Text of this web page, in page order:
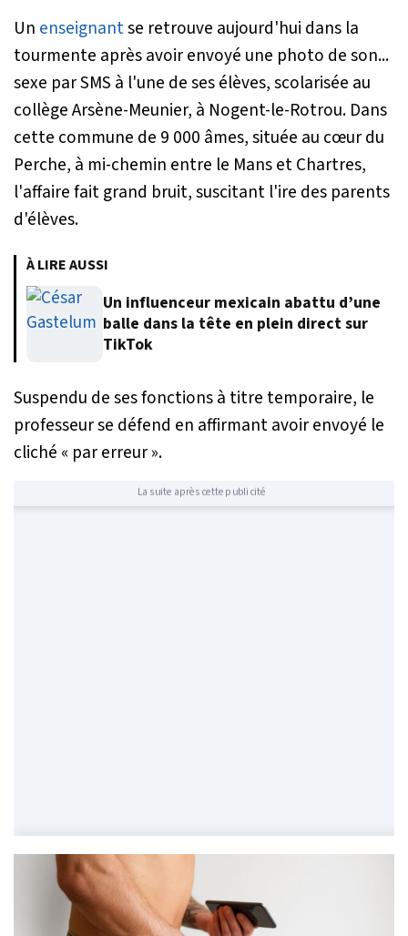
Un enseignantse retrouve aujourd'hui dans la
tourmente après avoir envoyé une photo de son...
sexe par SMS à l'une de ses élèves, scolarisée au
collège Arsène-Meunier, à Nogent-le-Rotrou. Dans
cette commune de 9 000 âmes, située au cœur du
Perche, à mi-chemin entre le Mans et Chartres,
l'affaire fait grand bruit, suscitant l'ire des parents
d'élèves.
À LIRE AUSSI
Un influenceur mexicain abattu d’une
balle dans la tête en plein direct sur
TikTok
Suspendu de ses fonctions à titre temporaire, le
professeur se défend en affirmant avoir envoyé le
cliché « par erreur».
La suite après cette publicité